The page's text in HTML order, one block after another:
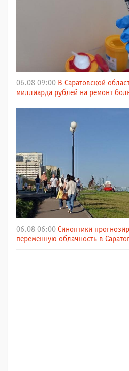
06.08 09:00 В Саратовской
миллиарда рублей на ремонт
06.08 06:00 Синоптики
переменную облачность в